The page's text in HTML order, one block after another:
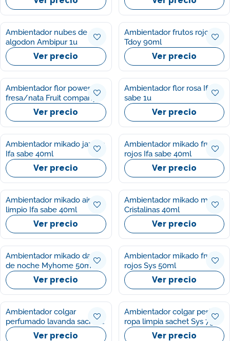
Ambientador nubes de
algodon Ambipur 1u
Ver precio
Ambientador frutos rojos
Tdoy 90ml
Ver precio
Ambientador flor power
fresa/nata Fruit company
50ml
Ver precio
Ambientador flor rosa Ifa
sabe 1u
Ver precio
Ambientador mikado jazmin
Ifa sabe 40ml
Ver precio
Ambientador mikado frutos
rojos Ifa sabe 40ml
Ver precio
Ambientador mikado aire
limpio Ifa sabe 40ml
Ver precio
Ambientador mikado moras
Cristalinas 40ml
Ver precio
Ambientador mikado dama
de noche Myhome 50ml
Ver precio
Ambientador mikado frutos
rojos Sys 50ml
Ver precio
Ambientador colgar
perfumado lavanda sachet
Sys 7g
Ver precio
Ambientador colgar perfum
ropa limpia sachet Sys 7g
Ver precio